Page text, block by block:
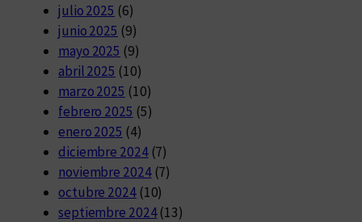
julio 2025 (6)
junio 2025 (9)
mayo 2025 (9)
abril 2025 (10)
marzo 2025 (10)
febrero 2025 (5)
enero 2025 (4)
diciembre 2024(7)
noviembre 2024(7)
octubre 2024(10)
septiembre 2024(13)